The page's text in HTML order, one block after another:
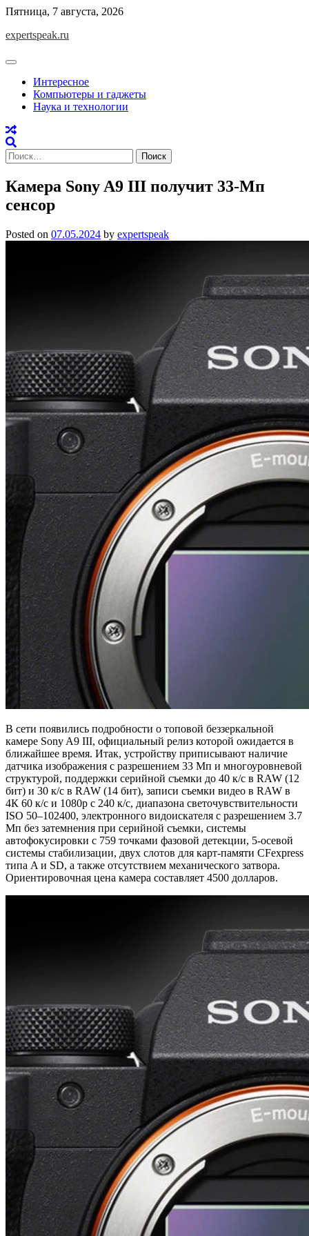
Skip
content
Пятница, 7 августа, 2026
expertspeak.ru
Интересное
Компьютеры и гаджеты
Наука и технологии
Найти:
Камера Sony A9 III получит 33-Мп
сенсор
Posted on 07.05.2024 by expertspeak
В сети появились подробности о топовой беззеркальной
камере Sony A9 III, официальный релиз которой ожидается в
ближайшее время. Итак, устройству приписывают наличие
датчика изображения с разрешением 33 Мп и многоуровневой
структурой, поддержки серийной съемки до 40 к/с в RAW (12
бит) и 30 к/с в RAW (14 бит), записи съемки видео в RAW в
4К 60 к/с и 1080p с 240 к/с, диапазона светочувствительности
ISO 50–102400, электронного видоискателя с разрешением 3.7
Мп без затемнения при серийной съемки, системы
автофокусировки с 759 точками фазовой детекции, 5-осевой
системы стабилизации, двух слотов для карт-памяти CFexpress
типа A и SD, а также отсутствием механического затвора.
Ориентировочная цена камера составляет 4500 долларов.